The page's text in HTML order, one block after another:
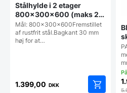
Stålhylde i 2 etager
800x300x600 (maks 25
kg pr hylde), Hendi
Mål: 800x300x600Fremstillet
af rustfrit stål.Bagkant 30 mm
høj for at…
1.399,00 DKK